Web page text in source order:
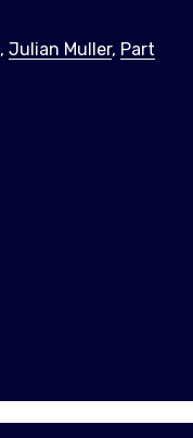
, Julian Muller, Part